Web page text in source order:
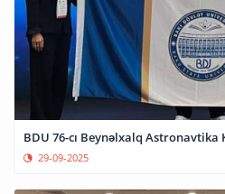
BDU 76-cı Beynəlxalq
29-09-2025